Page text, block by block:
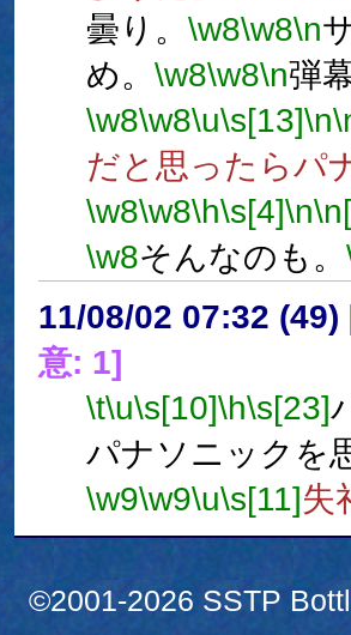
曇り。 \w8\w8\n
め。 \w8\w8\n弾
\w8\w8\u\s[13]\n
だと思ったらパ
\w8\w8\h\s[4]\n
\w8そんなのも。
11/08/02 07:32 (49)
意: 1]
\t\u\s[10]\h\s[23]
パナソニックを
\w9\w9\u\s[11]失
©2001-2026 SSTP